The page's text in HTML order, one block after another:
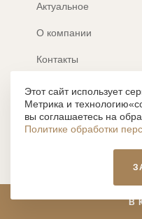
В
Актуальное
О компании
Контакты
Электронные каталоги
Все содержание,
https://clever-style.ru,
графикой, фотографиями,
объектами авторского
письменного разрешения
влечет наложение
законодательством РФ.
Этот сайт использует
Метрика и
вы соглашаетесь на
Политике обработки